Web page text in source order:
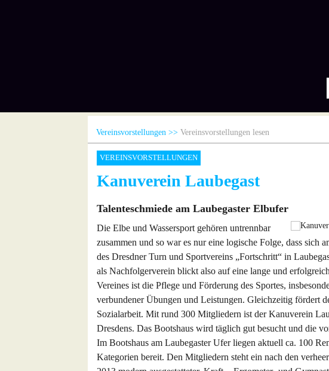
Vereinsvorstellungen Vereinsvorstellungen lesen
VEREINSVORSTELLUNGEN
Kanuverein Laubegast
Talenteschmiede am Laubegaster Elbufer
Die Elbe und Wassersport gehören untrennbar
zusammen und so war es nur eine logische Folge, dass sich
des Dresdner Turn und Sportvereins „Fortschritt“ in
als Nachfolgerverein blickt also auf eine lange und
Vereines ist die Pflege und Förderung des Sportes,
verbundener Übungen und Leistungen. Gleichzeitig fördert
Sozialarbeit. Mit rund 300 Mitgliedern ist der Kanuverein
Dresdens. Das Bootshaus wird täglich gut besucht und die
Im Bootshaus am Laubegaster Ufer liegen aktuell ca. 100
Kategorien bereit. Den Mitgliedern steht ein nach den